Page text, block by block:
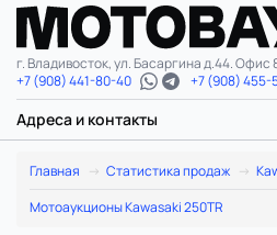
г. Владивосток, ул. Басаргина д.44. Офис
+7 (908) 441-80-40
+7 (908) 455-
Адреса и контакты
Главная Статистика продаж
Мотоаукционы Kawasaki 250TR